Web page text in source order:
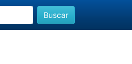
Buscar